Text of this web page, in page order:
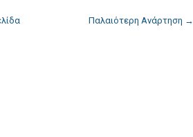
Παλαιότερη Ανάρτηση →